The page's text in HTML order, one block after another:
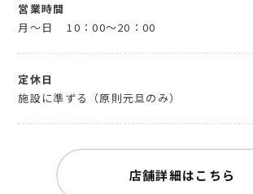
営業時間
月～日
10：00～20：00
定休日
施設に準ずる（原則元旦のみ）
店舗詳細はこちら